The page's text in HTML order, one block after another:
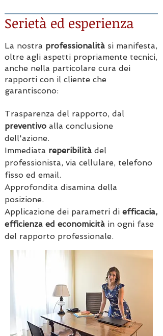
Serietà ed esperienza
La nostra professionalità si manifesta,
oltre agli aspetti propriamente tecnici,
anche nella particolare cura dei
rapporti con il cliente che
garantiscono:
Trasparenza del rapporto, dal
preventivo alla conclusione
dell'azione.
Immediata reperibilità del
professionista, via cellulare, telefono
fisso ed email.
Approfondita disamina della
posizione.
Applicazione dei parametri di efficacia,
efficienza ed economicità in ogni fase
del rapporto professionale​.